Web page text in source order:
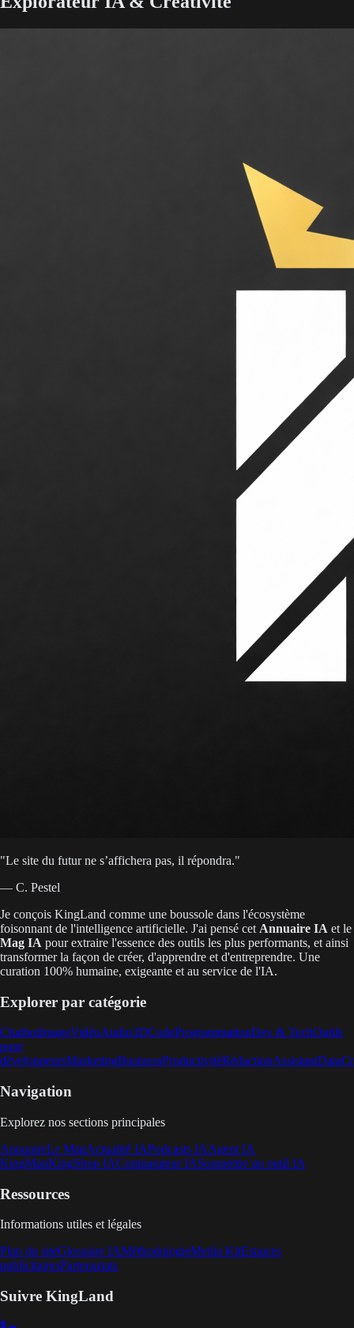
"Le site du futur ne s’affichera pas, il répondra."
— C. Pestel
Je conçois KingLand comme une boussole dans l'écosystème
foisonnant de l'intelligence artificielle. J'ai pensé cet Annuaire IA et le
Mag IA pour extraire l'essence des outils les plus performants, et ainsi
transformer la façon de créer, d'apprendre et d'entreprendre. Une
curation 100% humaine, exigeante et au service de l'IA.
Explorer par catégorie
ChatbotImageVidéoAudio3DCodeProgrammationDev & TechOutils
pour
développeursMarketingBusinessProductivitéRédactionAssistantData
Navigation
Explorez nos sections principales
AnnuaireLe MagActualité IAPodcasts IAAgent IA
KingManKingShop IAComparateur IASoumettre un outil IA
Ressources
Informations utiles et légales
Plan du siteGlossaire IAMéthodologieMedia KitEspaces
publicitairesPartenariats
Suivre KingLand